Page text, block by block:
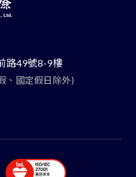
路49號8-9樓
、國定假日除外)